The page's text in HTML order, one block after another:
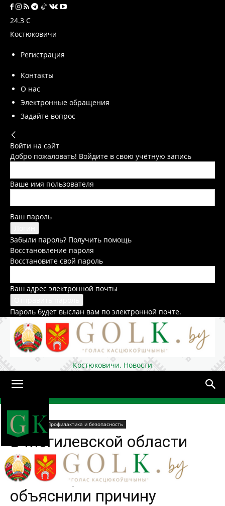
24.3 C
Костюковичи
Регистрация
Контакты
О нас
Электронные обращения
Задайте вопрос
Войти на сайт
Добро пожаловать! Войдите в свою учётную запись
Ваше имя пользователя
Ваш пароль
Забыли пароль? Получить помощь
Восстановление пароля
Восстановите свой пароль
Ваш адрес электронной почты
Пароль будет выслан вам по электронной почте.
Костюковичи. Новости
Домой
Общество Профилактика и безопасность
В Могилевской области
отмечается устойчивый
запах горения, в МЧС
объяснили причину